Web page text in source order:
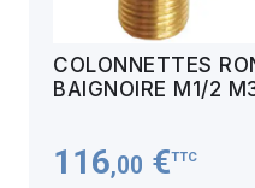
COLONNETTES
BAIGNOIRE M1/2
116,00 €TTC